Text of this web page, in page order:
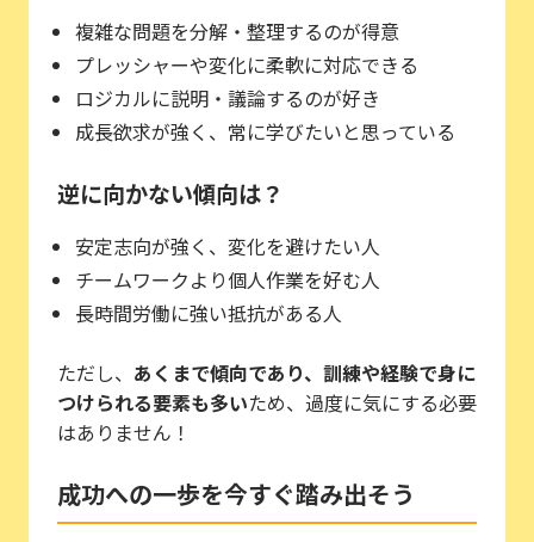
複雑な問題を分解・整理するのが得意
プレッシャーや変化に柔軟に対応できる
ロジカルに説明・議論するのが好き
成長欲求が強く、常に学びたいと思っている
逆に向かない傾向は？
安定志向が強く、変化を避けたい人
チームワークより個人作業を好む人
長時間労働に強い抵抗がある人
ただし、 あくまで傾向であり、訓練や経験で身に
つけられる要素も多いため、過度に気にする必要
はありません！
成功への一歩を今すぐ踏み出そう